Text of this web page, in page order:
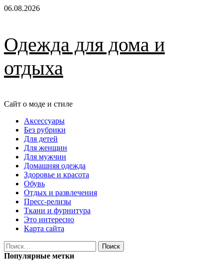
Перейти
06.08.2026
Одежда для дома и
отдыха
Сайт о моде и стиле
Основное
меню
Аксессуары
Без рубрики
Для детей
Для женщин
Для мужчин
Домашняя одежда
Здоровье и красота
Обувь
Отдых и развлечения
Пресс-релизы
Ткани и фурнитура
Это интересно
Карта сайта
Найти:
Популярные метки